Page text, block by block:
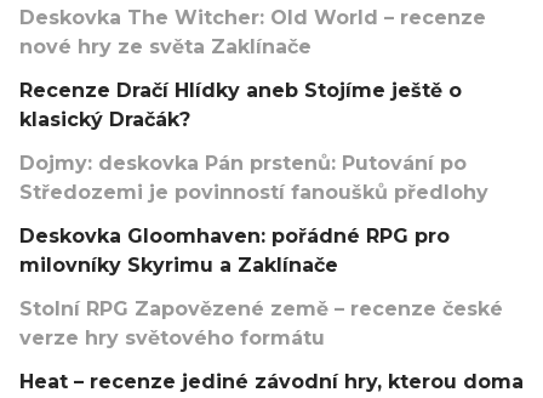
Deskovka The Witcher: Old World – recenze
nové hry ze světa Zaklínače
Recenze Dračí Hlídky aneb Stojíme ještě o
klasický Dračák?
Dojmy: deskovka Pán prstenů: Putování po
Středozemi je povinností fanoušků předlohy
Deskovka Gloomhaven: pořádné RPG pro
milovníky Skyrimu a Zaklínače
Stolní RPG Zapovězené země – recenze české
verze hry světového formátu
Heat – recenze jediné závodní hry, kterou doma